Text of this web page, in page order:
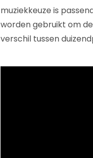
muziekkeuze is
worden gebruikt om
verschil tussen